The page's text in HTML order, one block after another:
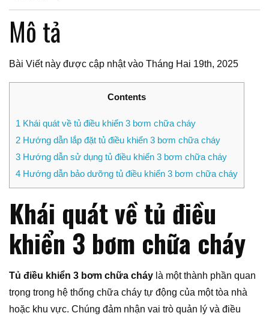
Mô tả
Bài Viết này được cập nhật vào Tháng Hai 19th, 2025
Contents
1 Khái quát về tủ điều khiển 3 bơm chữa cháy
2 Hướng dẫn lắp đặt tủ điều khiển 3 bơm chữa cháy
3 Hướng dẫn sử dụng tủ điều khiển 3 bơm chữa cháy
4 Hướng dẫn bảo dưỡng tủ điều khiển 3 bơm chữa cháy
Khái quát về tủ điều
khiển 3 bơm chữa cháy
Tủ điều khiển 3 bơm chữa cháy là một thành phần quan
trọng trong hệ thống chữa cháy tự động của một tòa nhà
hoặc khu vực. Chúng đảm nhận vai trò quản lý và điều